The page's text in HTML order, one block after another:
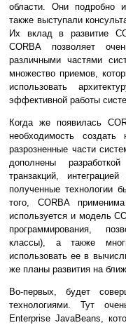
области. Они подробно
также выступали
Их вклад в развитие
CORBA позволяет
различными частями
множество приемов,
использовать
эффективной работы
Когда же появилась
необходимость
разрозненные части
дополнены
транзакций,
полученные технологии
того, CORBA
используется и модель
программирования,
классы), а также
использовать ее в
же планы развития на
Во-первых, будет
технологиями. Тут
Enterprise JavaBeans,